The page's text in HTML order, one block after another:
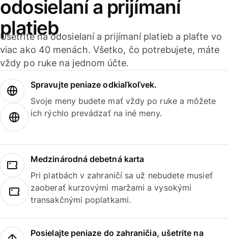
odosielaní a prijímaní
platieb
Ušetrite na odosielaní a prijímaní platieb a plaťte vo
viac ako 40 menách. Všetko, čo potrebujete, máte
vždy po ruke na jednom účte.
Spravujte peniaze odkiaľkoľvek.
Svoje meny budete mať vždy po ruke a môžete
ich rýchlo prevádzať na iné meny.
Medzinárodná debetná karta
Pri platbách v zahraničí sa už nebudete musieť
zaoberať kurzovými maržami a vysokými
transakčnými poplatkami.
Posielajte peniaze do zahraničia, ušetrite na